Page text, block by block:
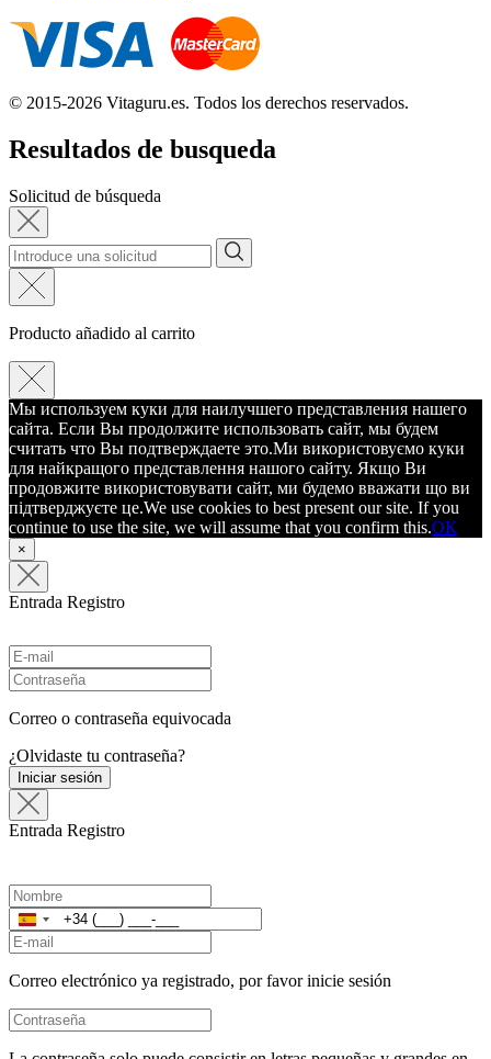
© 2015-2026 Vitaguru.es. Todos los derechos reservados.
Resultados de busqueda
Solicitud de búsqueda
Producto añadido al carrito
Мы используем куки для наилучшего представления нашего
сайта. Если Вы продолжите использовать сайт, мы будем
считать что Вы подтверждаете это.Ми використовуємо куки
для найкращого представлення нашого сайту. Якщо Ви
продовжите використовувати сайт, ми будемо вважати що ви
підтверджуєте це.We use cookies to best present our site. If you
continue to use the site, we will assume that you confirm this.ОК
×
Entrada Registro
Correo o contraseña equivocada
¿Olvidaste tu contraseña?
Iniciar sesión
Entrada Registro
España
+34
Correo electrónico ya registrado, por favor inicie sesión